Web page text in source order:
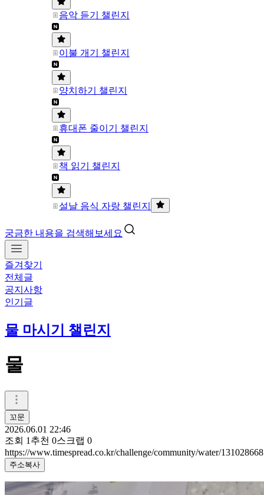
음악 듣기 챌린지
이불 개기 챌린지
양치하기 챌린지
휴대폰 줄이기 챌린지
책 읽기 챌린지
설날 음식 자랑 챌린지
궁금한 내용을 검색해보세요
즐겨찾기
전체글
공지사항
인기글
물 마시기 챌린지
물
꼬문
2026.06.01 22:46
조회 1 추천 0스크랩 0
https://www.timespread.co.kr/challenge/community/water/131028668
주소복사